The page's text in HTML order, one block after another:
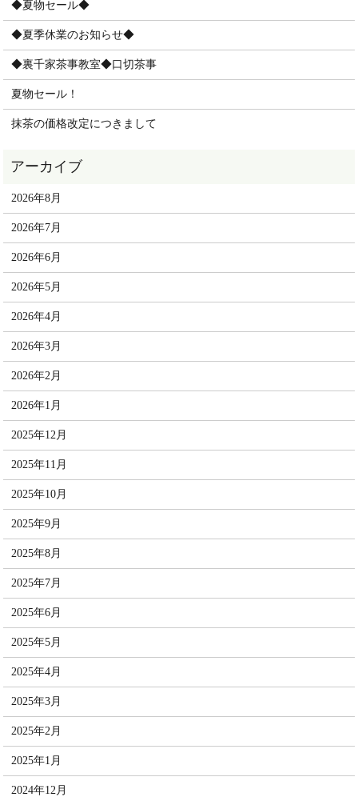
◆夏物セール◆
◆夏季休業のお知らせ◆
◆裏千家茶事教室◆口切茶事
夏物セール！
抹茶の価格改定につきまして
2026年8月
2026年7月
2026年6月
2026年5月
2026年4月
2026年3月
2026年2月
2026年1月
2025年12月
2025年11月
2025年10月
2025年9月
2025年8月
2025年7月
2025年6月
2025年5月
2025年4月
2025年3月
2025年2月
2025年1月
2024年12月